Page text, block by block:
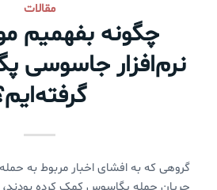
مقالات
چگونه بفهمیم
نرم‌افزار جاسوسی
گروهی که به افشای اخبار مربوط به